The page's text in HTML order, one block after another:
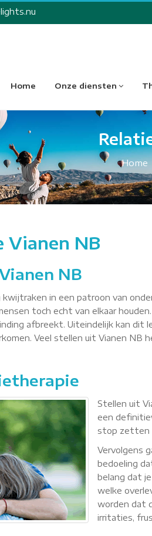
Home Onze diensten
Home
Vianen NB
NB
kwijtraken in een patroon van
toch echt van elkaar
afbreekt. Uiteindelijk kan
Veel stellen uit Vianen NB
Stellen uit
een
stop zetten
Vervolgens
bedoeling
belang dat
welke
worden dat
irritaties,